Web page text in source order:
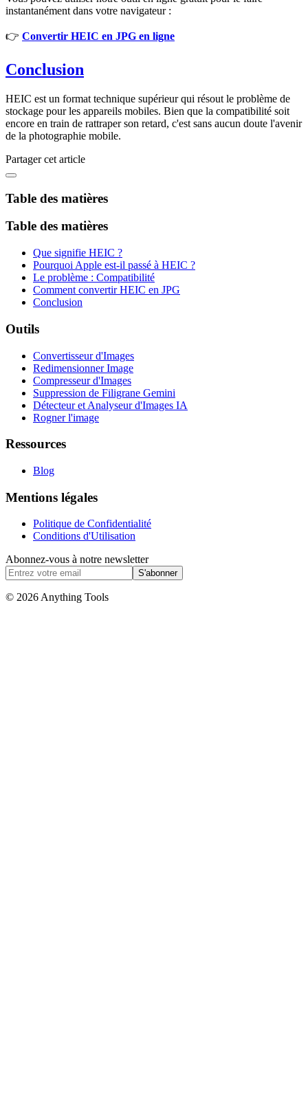
instantanément dans votre navigateur :
👉 Convertir HEIC en JPG en ligne
Conclusion
HEIC est un format technique supérieur qui résout le problème de
stockage pour les appareils mobiles. Bien que la compatibilité soit
encore en train de rattraper son retard, c'est sans aucun doute l'avenir
de la photographie mobile.
Partager cet article
Table des matières
Table des matières
Que signifie HEIC ?
Pourquoi Apple est-il passé à HEIC ?
Le problème : Compatibilité
Comment convertir HEIC en JPG
Conclusion
Outils
Convertisseur d'Images
Redimensionner Image
Compresseur d'Images
Suppression de Filigrane Gemini
Détecteur et Analyseur d'Images IA
Rogner l'image
Ressources
Blog
Mentions légales
Politique de Confidentialité
Conditions d'Utilisation
Abonnez-vous à notre newsletter
S'abonner
© 2026 Anything Tools